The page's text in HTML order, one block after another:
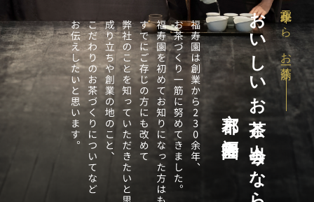
寛政二年から、お茶一筋
おいしいお茶と出会うなら
京都 福寿園へ